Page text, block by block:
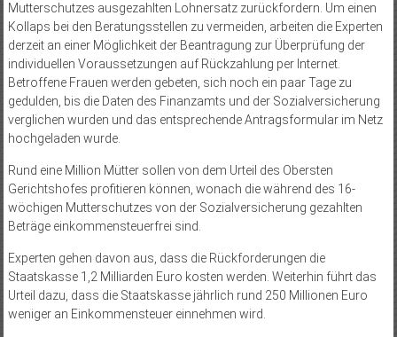
Mutterschutzes ausgezahlten Lohnersatz zurückfordern. Um einen
Kollaps bei den Beratungsstellen zu vermeiden, arbeiten die Experten
derzeit an einer Möglichkeit der Beantragung zur Überprüfung der
individuellen Voraussetzungen auf Rückzahlung per Internet.
Betroffene Frauen werden gebeten, sich noch ein paar Tage zu
gedulden, bis die Daten des Finanzamts und der Sozialversicherung
verglichen wurden und das entsprechende Antragsformular im Netz
hochgeladen wurde.
Rund eine Million Mütter sollen von dem Urteil des Obersten
Gerichtshofes profitieren können, wonach die während des 16-
wöchigen Mutterschutzes von der Sozialversicherung gezahlten
Beträge einkommensteuerfrei sind.
Experten gehen davon aus, dass die Rückforderungen die
Staatskasse 1,2 Milliarden Euro kosten werden. Weiterhin führt das
Urteil dazu, dass die Staatskasse jährlich rund 250 Millionen Euro
weniger an Einkommensteuer einnehmen wird.